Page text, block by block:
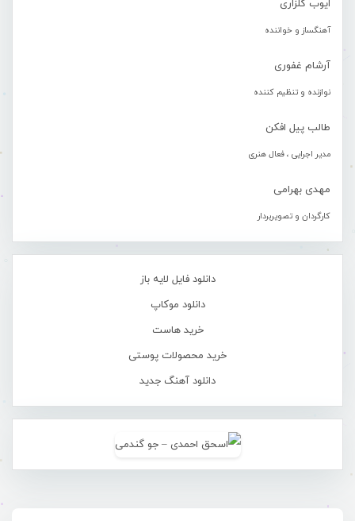
ایوب گلزاری
آهنگساز و خواننده
آرشام غفوری
نوازنده و تنظیم کننده
طالب پیل افکن
مدیر اجرایی ، فعال هنری
مهدی بهرامی
کارگردان و تصویربردار
دانلود فایل لایه باز
دانلود موکاپ
خرید هاست
خرید محصولات پوستی
دانلود آهنگ جدید